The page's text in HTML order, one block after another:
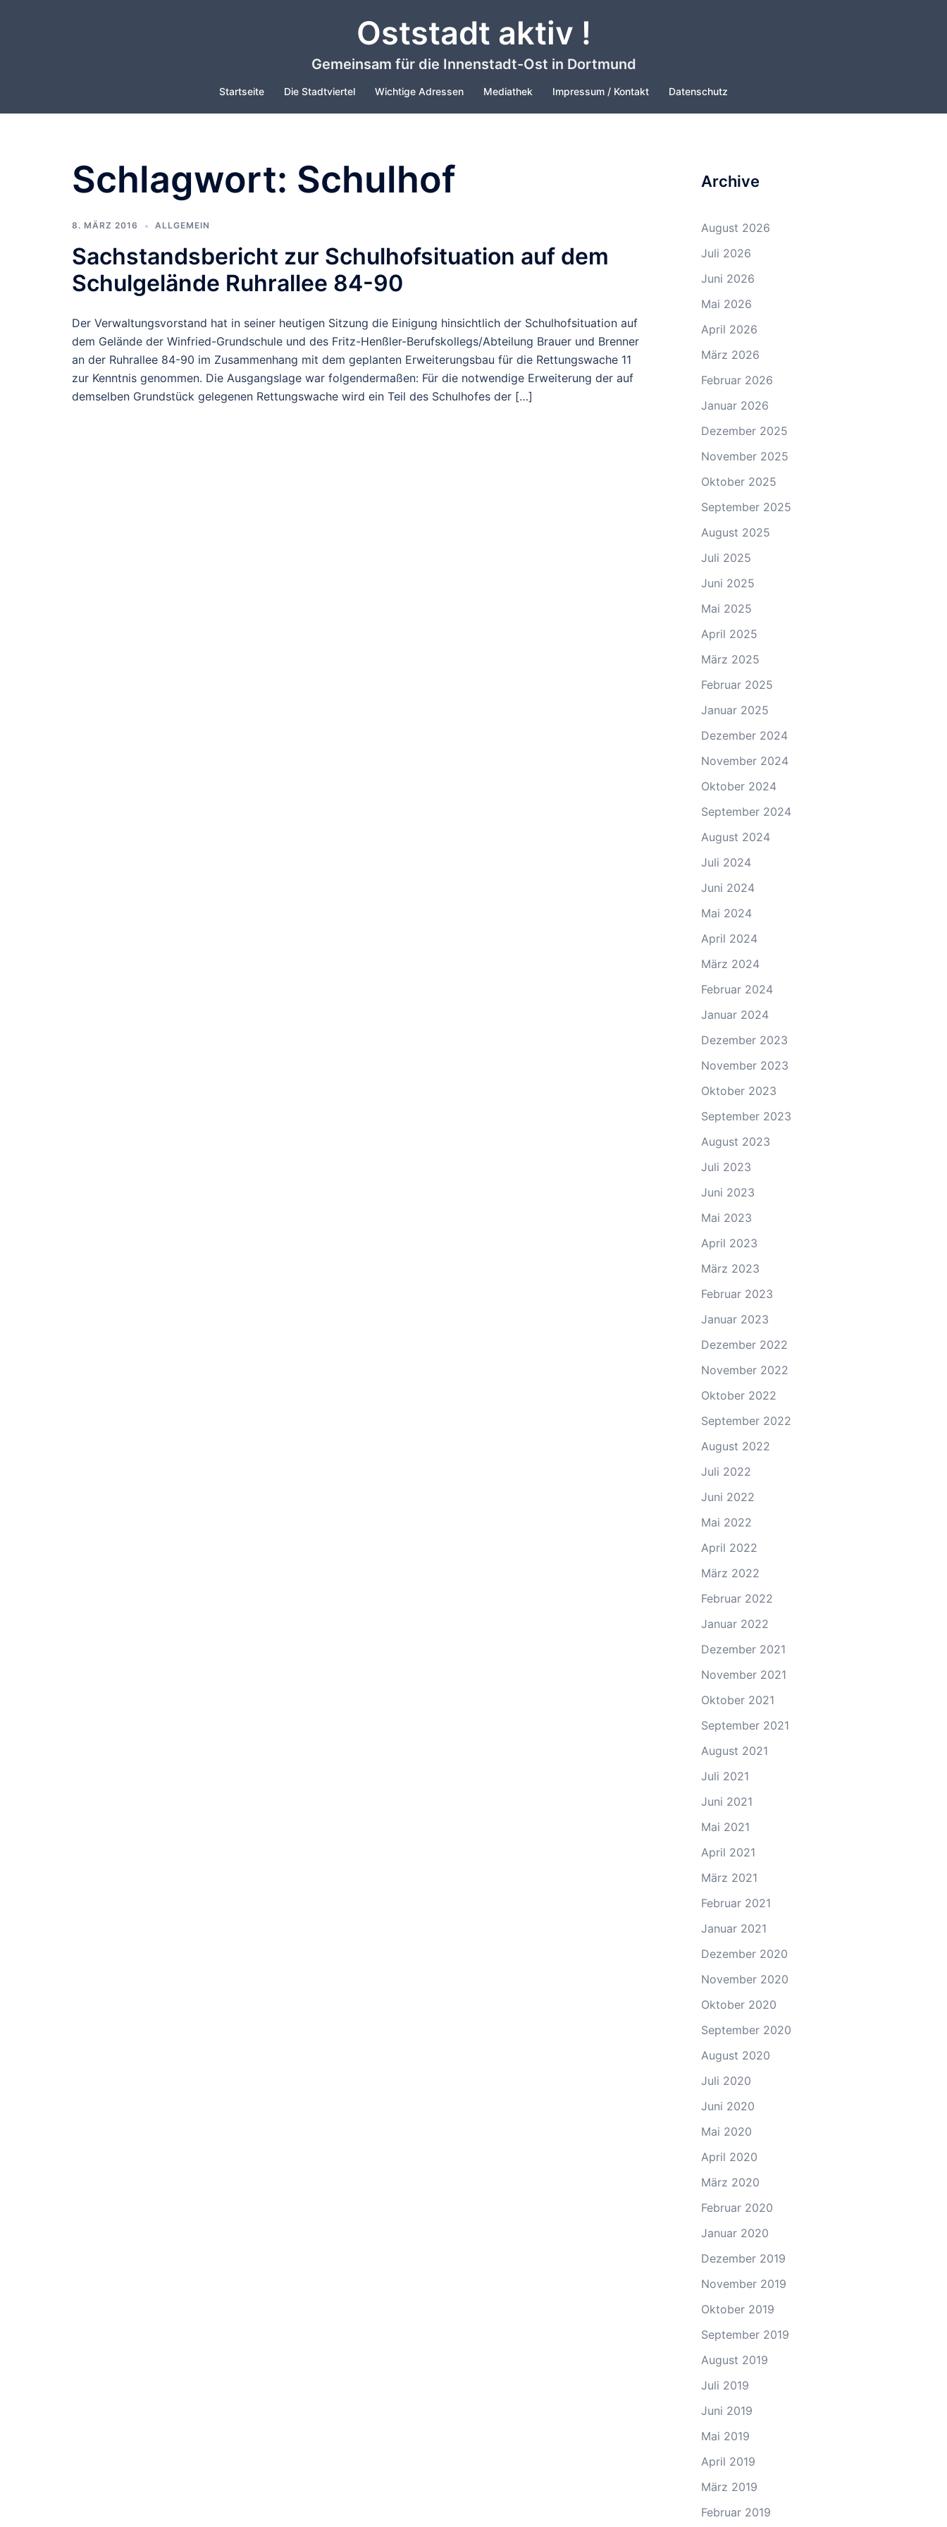
Oststadt aktiv !
Gemeinsam für die Innenstadt-Ost in Dortmund
Startseite Die Stadtviertel Wichtige Adressen Mediathek Impressum / Kontakt Datenschutz
Schlagwort: Schulhof
8. MÄRZ 2016 ALLGEMEIN
Sachstandsbericht zur Schulhofsituation auf dem
Schulgelände Ruhrallee 84-90
Der Verwaltungsvorstand hat in seiner heutigen Sitzung die Einigung hinsichtlich der Schulhofsituation auf
dem Gelände der Winfried-Grundschule und des Fritz-Henßler-Berufskollegs/Abteilung Brauer und Brenner
an der Ruhrallee 84-90 im Zusammenhang mit dem geplanten Erweiterungsbau für die Rettungswache 11
zur Kenntnis genommen. Die Ausgangslage war folgendermaßen: Für die notwendige Erweiterung der auf
demselben Grundstück gelegenen Rettungswache wird ein Teil des Schulhofes der […]
Archive
August 2026
Juli 2026
Juni 2026
Mai 2026
April 2026
März 2026
Februar 2026
Januar 2026
Dezember 2025
November 2025
Oktober 2025
September 2025
August 2025
Juli 2025
Juni 2025
Mai 2025
April 2025
März 2025
Februar 2025
Januar 2025
Dezember 2024
November 2024
Oktober 2024
September 2024
August 2024
Juli 2024
Juni 2024
Mai 2024
April 2024
März 2024
Februar 2024
Januar 2024
Dezember 2023
November 2023
Oktober 2023
September 2023
August 2023
Juli 2023
Juni 2023
Mai 2023
April 2023
März 2023
Februar 2023
Januar 2023
Dezember 2022
November 2022
Oktober 2022
September 2022
August 2022
Juli 2022
Juni 2022
Mai 2022
April 2022
März 2022
Februar 2022
Januar 2022
Dezember 2021
November 2021
Oktober 2021
September 2021
August 2021
Juli 2021
Juni 2021
Mai 2021
April 2021
März 2021
Februar 2021
Januar 2021
Dezember 2020
November 2020
Oktober 2020
September 2020
August 2020
Juli 2020
Juni 2020
Mai 2020
April 2020
März 2020
Februar 2020
Januar 2020
Dezember 2019
November 2019
Oktober 2019
September 2019
August 2019
Juli 2019
Juni 2019
Mai 2019
April 2019
März 2019
Februar 2019